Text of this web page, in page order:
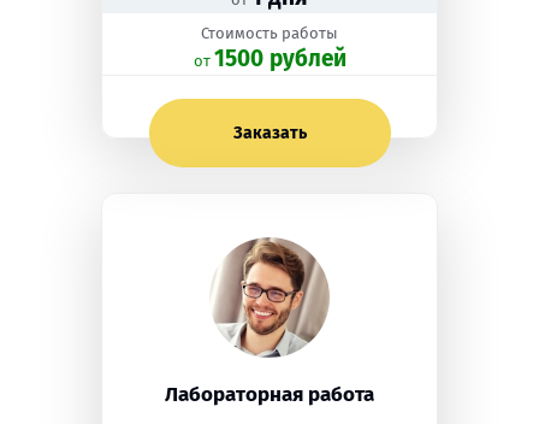
Стоимость работы
oт 1500 рублей
Заказать
Лабораторная работа